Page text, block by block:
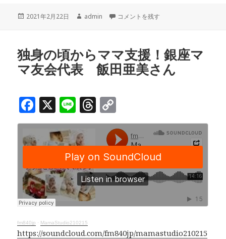
c
e
o
o
e r
e
d
s
y
n
k
投
2021年2月22日
作
admin 「4月OPEN！！街育キッズスクール
コメントを残す
独身の頃からママ支援！銀座マ
マ友会代表 飯田亜美さん
F
a
c
e
b
o
o
k
X Li
n
e
T
h
e
a
d
s
o
p
y
Li
n
k
fm840jp · MamaStudio210215
https://soundcloud.com/fm840jp/mamastudio210215